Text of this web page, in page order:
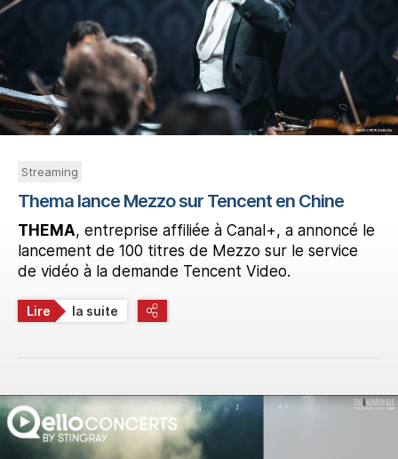
Streaming
Thema lance Mezzo sur Tencent en Chine
THEMA, entreprise affiliée à Canal+, a annoncé le
lancement de 100 titres de Mezzo sur le service
de vidéo à la demande Tencent Video.
Lire la suite